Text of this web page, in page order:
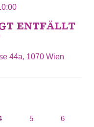
ENTFÄLLT
44a, 1070 Wien
5 6